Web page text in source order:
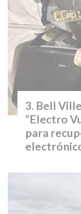
Bell
“Electro
para